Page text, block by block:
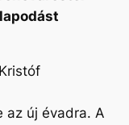
az új évadra. A